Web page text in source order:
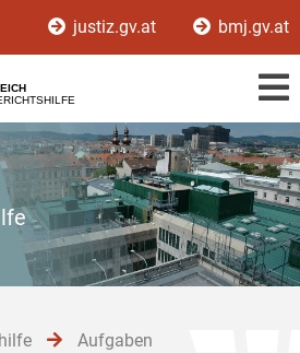
justiz.gv.at bmj.gv.at
Aufgaben